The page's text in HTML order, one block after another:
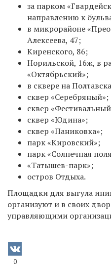
за парком
направлению к
в микрорайоне
Алексеева, 47;
Киренского, 86;
Норильской, 16ж, в
«Октябрьский»;
в сквере на
сквер «Серебряный»;
сквер
сквер «Юдина»;
сквер «Паниковка»;
парк «Кировский»;
парк «Солнечная
«Татышев-парк»;
остров Отдыха.
Площадки для выгула
организуют и в своих
управляющими
0